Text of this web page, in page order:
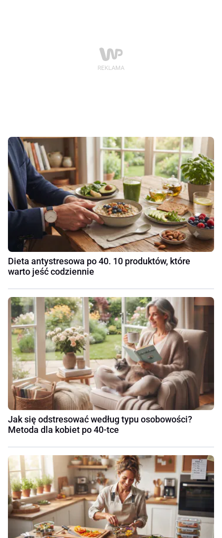
Dieta antystresowa po 40. 10 produktów, które
warto jeść codziennie
Jak się odstresować według typu osobowości?
Metoda dla kobiet po 40-tce